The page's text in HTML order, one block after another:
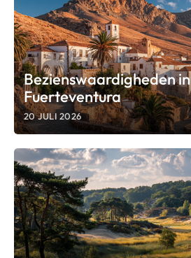
Bezienswaardigheden in
Fuerteventura
20 JULI 2026